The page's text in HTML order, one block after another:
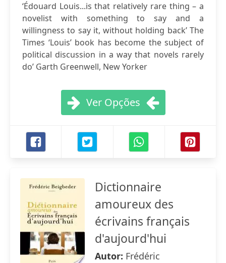
‘Édouard Louis...is that relatively rare thing – a
novelist with something to say and a
willingness to say it, without holding back’ The
Times ‘Louis’ book has become the subject of
political discussion in a way that novels rarely
do’ Garth Greenwell, New Yorker
Ver Opções
Dictionnaire
amoureux des
écrivains français
d'aujourd'hui
Autor: Frédéric